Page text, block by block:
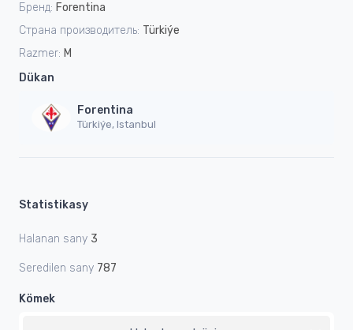
Бренд: Forentina
Страна производитель: Türkiýe
Razmer: M
Dükan
Forentina
Türkiýe, Istanbul
Statistikasy
Halanan sany 3
Seredilen sany 787
Kömek